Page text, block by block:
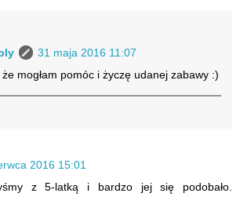
31 maja 2016 11:07
mogłam pomóc i życzę udanej zabawy :)
2016 15:01
z 5-latką i bardzo jej się podobało.